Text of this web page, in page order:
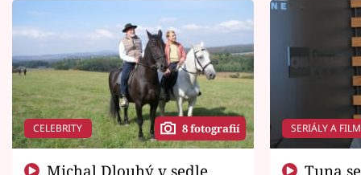
CELEBRITY 8 fotografií SERIÁLY A